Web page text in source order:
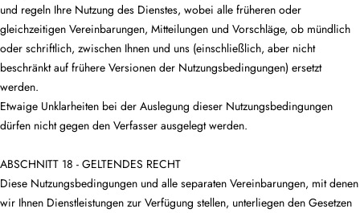
und regeln Ihre Nutzung des Dienstes, wobei alle früheren oder
gleichzeitigen Vereinbarungen, Mitteilungen und Vorschläge, ob mündlich
oder schriftlich, zwischen Ihnen und uns (einschließlich, aber nicht
beschränkt auf frühere Versionen der Nutzungsbedingungen) ersetzt
werden.
Etwaige Unklarheiten bei der Auslegung dieser Nutzungsbedingungen
dürfen nicht gegen den Verfasser ausgelegt werden.
ABSCHNITT 18 - GELTENDES RECHT
Diese Nutzungsbedingungen und alle separaten Vereinbarungen, mit denen
wir Ihnen Dienstleistungen zur Verfügung stellen, unterliegen den Gesetzen